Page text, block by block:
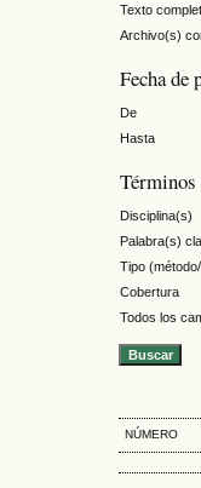
Texto
Archivo(s)
Fecha de
De
Hasta
Términos
Disciplina(s)
Palabra(s)
Tipo
Cobertura
Todos los
NÚMERO